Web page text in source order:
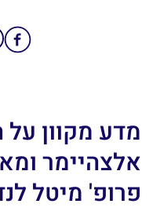
מדע מקוון על
אלצהיימר
פרופ' מיטל